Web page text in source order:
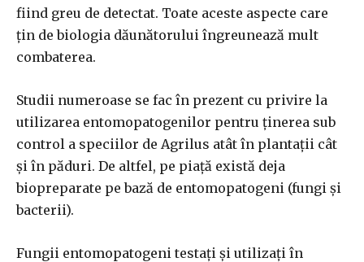
fiind greu de detectat. Toate aceste aspecte care
țin de biologia dăunătorului îngreunează mult
combaterea.
Studii numeroase se fac în prezent cu privire la
utilizarea entomopatogenilor pentru ținerea sub
control a speciilor de Agrilus atât în plantații cât
și în păduri. De altfel, pe piață există deja
biopreparate pe bază de entomopatogeni (fungi și
bacterii).
Fungii entomopatogeni testați și utilizați în